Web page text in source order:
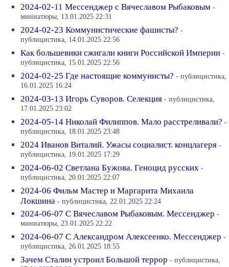
2024-02-11 Мессенджер с Вячеславом Рыбаковым -
миниатюры, 13.01.2025 22:31
2024-02-23 Коммунистические фашисты? -
публицистика, 14.01.2025 22:56
Как большевики сжигали книги Российской Империи -
публицистика, 15.01.2025 22:56
2024-02-25 Где настоящие коммунисты? - публицистика,
16.01.2025 16:24
2024-03-13 Игорь Суворов. Селекция - публицистика,
17.01.2025 23:02
2024-05-14 Николай Филиппов. Мало расстреливали? -
публицистика, 18.01.2025 23:48
2024 Иванов Виталий. Ужасы социалист. концлагеря -
публицистика, 19.01.2025 17:29
2024-06-02 Светлана Бужова. Геноцид русских -
публицистика, 20.01.2025 22:07
2024-06 Фильм Мастер и Маргарита Михаила
Локшина - публицистика, 22.01.2025 22:24
2024-06-07 С Вячеславом Рыбаковым. Мессенджер -
миниатюры, 23.01.2025 22:22
2024-06-07 С Александром Алексеенко. Мессенджер -
публицистика, 26.01.2025 18:55
Зачем Сталин устроил Большой террор - публицистика,